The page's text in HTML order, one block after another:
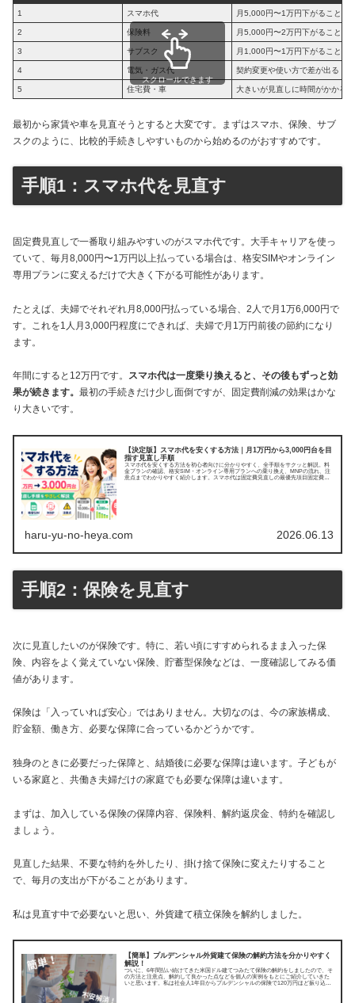
1 スマホ代 月5,000円〜1万円下がることも
2 保険料 月5,000円〜2万円下がることも
3 サブスク 月1,000円〜1万円下がることも
4 電気・ガス代 契約変更や使い方で差が出る
5 住宅費・車 大きいが見直しに時間がかかる
スクロールできます
最初から家賃や車を見直そうとすると大変です。まずはスマホ、保険、サブ
スクのように、比較的手続きしやすいものから始めるのがおすすめです。
手順1：スマホ代を見直す
固定費見直しで一番取り組みやすいのがスマホ代です。大手キャリアを使っ
ていて、毎月8,000円〜1万円以上払っている場合は、格安SIMやオンライン
専用プランに変えるだけで大きく下がる可能性があります。
たとえば、夫婦でそれぞれ月8,000円払っている場合、2人で月1万6,000円で
す。これを1人月3,000円程度にできれば、夫婦で月1万円前後の節約になり
ます。
年間にすると12万円です。 スマホ代は一度乗り換えると、その後もずっと効
果が続きます。 最初の手続きだけ少し面倒ですが、固定費削減の効果はかな
り大きいです。
【決定版】スマホ代を安くする方法｜月1万円から3,000円台を目
指す見直し手順
スマホ代を安くする方法を初心者向けに分かりやすく、全手順をサクッと解説。料
金プランの確認、格安SIM・オンライン専用プランへの乗り換え、MNPの流れ、注
意点までわかりやすく紹介します。スマホ代は固定費見直しの最優先項目固定費を
haru-yu-no-heya.com 2026.06.13
手順2：保険を見直す
次に見直したいのが保険です。特に、若い頃にすすめられるまま入った保
険、内容をよく覚えていない保険、貯蓄型保険などは、一度確認してみる価
値があります。
保険は「入っていれば安心」ではありません。大切なのは、今の家族構成、
貯金額、働き方、必要な保障に合っているかどうかです。
独身のときに必要だった保障と、結婚後に必要な保障は違います。子どもが
いる家庭と、共働き夫婦だけの家庭でも必要な保障は違います。
まずは、加入している保険の保障内容、保険料、解約返戻金、特約を確認し
ましょう。
見直した結果、不要な特約を外したり、掛け捨て保険に変えたりすること
で、毎月の支出が下がることがあります。
私は見直す中で必要ないと思い、外貨建て積立保険を解約しました。
【簡単】プルデンシャル外貨建て保険の解約方法を分かりやすく
解説！
ついに、6年間払い続けてきた米国ドル建てつみたて保険の解約をしましたので、そ
の方法と注意点、解約して良かった点などを個人の実例をもとにご紹介していきた
いと思います。私は社会人1年目からプルデンシャルの保険で120万円ほど振り込ん